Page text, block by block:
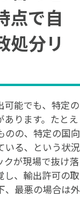
点で自
処分リ
可能でも、特定の
ります。たとえ
のの、特定の国向
いる、という状況
クが現場で抜け落
し、輸出許可の取
、最悪の場合は外